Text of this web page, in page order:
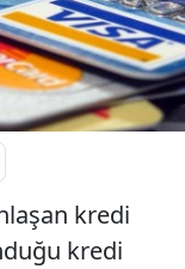
kredi
kredi